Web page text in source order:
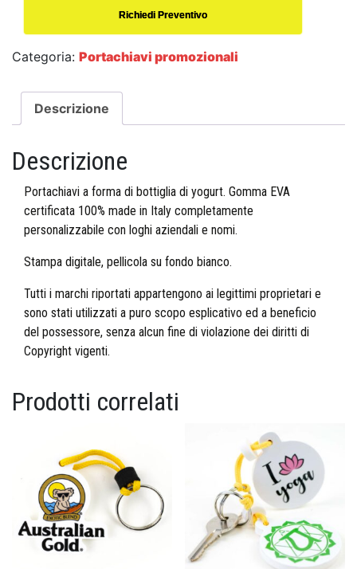
Richiedi Preventivo
Categoria: Portachiavi promozionali
Descrizione
Descrizione
Portachiavi a forma di bottiglia di yogurt. Gomma EVA
certificata 100% made in Italy completamente
personalizzabile con loghi aziendali e nomi.
Stampa digitale, pellicola su fondo bianco.
Tutti i marchi riportati appartengono ai legittimi proprietari e
sono stati utilizzati a puro scopo esplicativo ed a beneficio
del possessore, senza alcun fine di violazione dei diritti di
Copyright vigenti.
Prodotti correlati